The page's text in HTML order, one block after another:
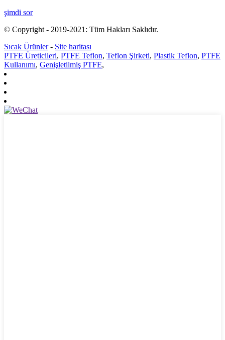
şimdi sor
© Copyright - 2019-2021: Tüm Hakları Saklıdır.
Sıcak Ürünler- Site haritası
PTFE Üreticileri, PTFE Teflon, Teflon Şirketi, Plastik Teflon, PTFE
Kullanımı, Genişletilmiş PTFE,